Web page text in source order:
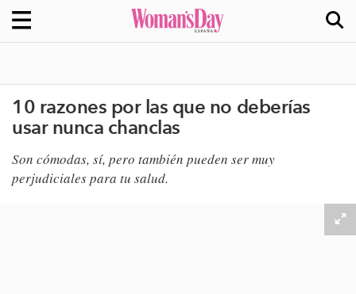
10 razones por las que no deberías
usar nunca chanclas
Son cómodas, sí, pero también pueden ser muy
perjudiciales para tu salud.